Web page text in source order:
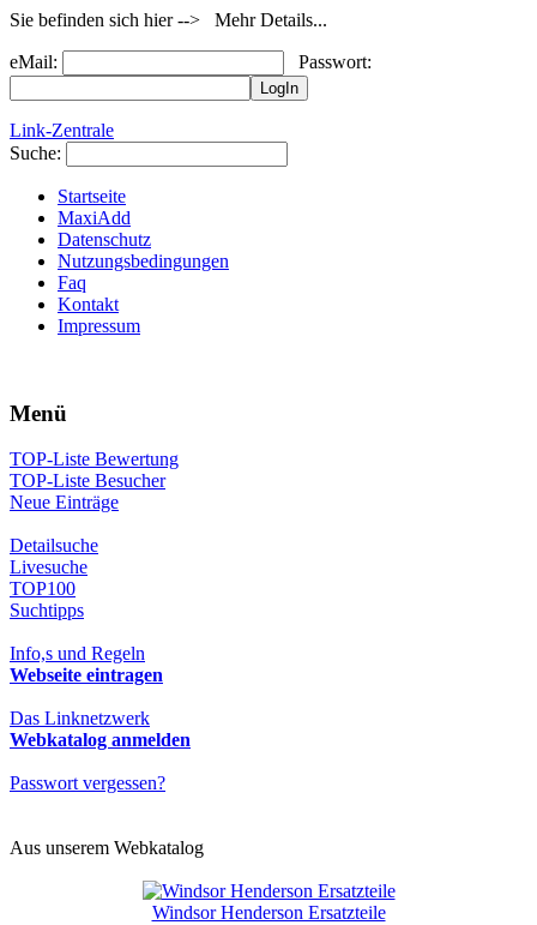
Sie befinden sich hier --> Mehr Details...
eMail: Passwort:
Link-Zentrale
Suche:
Startseite
MaxiAdd
Datenschutz
Nutzungsbedingungen
Faq
Kontakt
Impressum
Menü
TOP-Liste Bewertung
TOP-Liste Besucher
Neue Einträge
Detailsuche
Livesuche
TOP100
Suchtipps
Info,s und Regeln
Webseite eintragen
Das Linknetzwerk
Webkatalog anmelden
Passwort vergessen?
Aus unserem Webkatalog
Windsor Henderson Ersatzteile